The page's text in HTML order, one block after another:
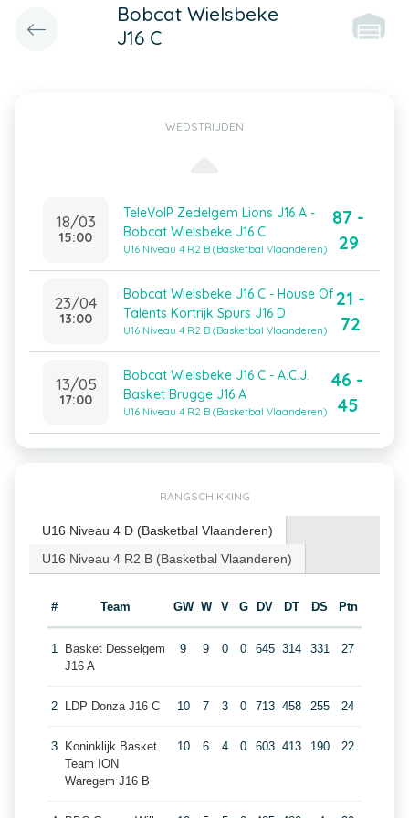
Bobcat Wielsbeke
J16 C
WEDSTRIJDEN
18/03
15:00
TeleVoIP Zedelgem Lions J16 A -
Bobcat Wielsbeke J16 C
U16 Niveau 4 R2 B (Basketbal Vlaanderen)
87 -
29
23/04
13:00
Bobcat Wielsbeke J16 C - House Of
Talents Kortrijk Spurs J16 D
U16 Niveau 4 R2 B (Basketbal Vlaanderen)
21 -
72
13/05
17:00
Bobcat Wielsbeke J16 C - A.C.J.
Basket Brugge J16 A
U16 Niveau 4 R2 B (Basketbal Vlaanderen)
46 -
45
RANGSCHIKKING
U16 Niveau 4 D (Basketbal Vlaanderen)
U16 Niveau 4 R2 B (Basketbal Vlaanderen)
# Team GW W V G DV DT DS Ptn
1
Basket Desselgem
J16 A
9 9 0 0 645 314 331 27
2 LDP Donza J16 C 10 7 3 0 713 458 255 24
3
Koninklijk Basket
Team ION
Waregem J16 B
10 6 4 0 603 413 190 22